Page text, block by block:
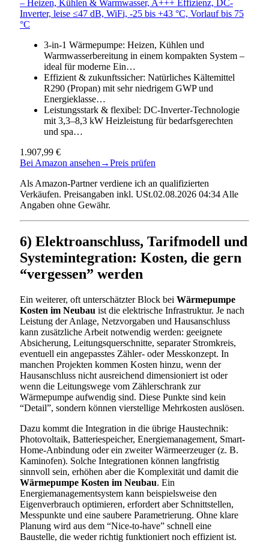
– Heizen, Kühlen & Warmwasser, A+++ Effizienz, DC-
Inverter, leise ≤47 dB, WiFi, -25 bis +43 °C, Vorlauf bis 75
°C
3-in-1 Wärmepumpe: Heizen, Kühlen und
Warmwasserbereitung in einem kompakten System –
ideal für moderne Ein…
Effizient & zukunftssicher: Natürliches Kältemittel
R290 (Propan) mit sehr niedrigem GWP und
Energieklasse…
Leistungsstark & flexibel: DC-Inverter-Technologie
mit 3,3–8,3 kW Heizleistung für bedarfsgerechten
und spa…
1.907,99 €
Bei Amazon ansehen →Preis prüfen
Als Amazon-Partner verdiene ich an qualifizierten
Verkäufen. Preisangaben inkl. USt.02.08.2026 04:34 Alle
Angaben ohne Gewähr.
6) Elektroanschluss, Tarifmodell und
Systemintegration: Kosten, die gern
“vergessen” werden
Ein weiterer, oft unterschätzter Block bei Wärmepumpe
Kosten im Neubau ist die elektrische Infrastruktur. Je nach
Leistung der Anlage, Netzvorgaben und Hausanschluss
kann zusätzliche Arbeit notwendig werden: geeignete
Absicherung, Leitungsquerschnitte, separater Stromkreis,
eventuell ein angepasstes Zähler- oder Messkonzept. In
manchen Projekten kommen Kosten hinzu, wenn der
Hausanschluss nicht ausreichend dimensioniert ist oder
wenn die Leitungswege vom Zählerschrank zur
Wärmepumpe aufwendig sind. Diese Punkte sind kein
“Detail”, sondern können vierstellige Mehrkosten auslösen.
Dazu kommt die Integration in die übrige Haustechnik:
Photovoltaik, Batteriespeicher, Energiemanagement, Smart-
Home-Anbindung oder ein zweiter Wärmeerzeuger (z. B.
Kaminofen). Solche Integrationen können langfristig
sinnvoll sein, erhöhen aber die Komplexität und damit die
Wärmepumpe Kosten im Neubau. Ein
Energiemanagementsystem kann beispielsweise den
Eigenverbrauch optimieren, erfordert aber Schnittstellen,
Messpunkte und eine saubere Parametrierung. Ohne klare
Planung wird aus dem “Nice-to-have” schnell eine
Baustelle, die weder richtig funktioniert noch effizient ist.